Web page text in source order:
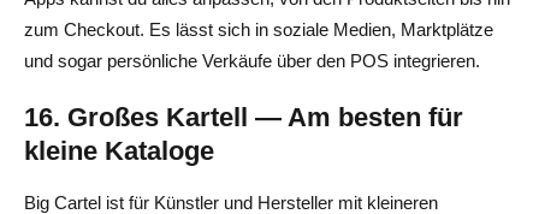
zum Checkout. Es lässt sich in soziale Medien, Marktplätze
und sogar persönliche Verkäufe über den POS integrieren.
16. Großes Kartell — Am besten für
kleine Kataloge
Big Cartel ist für Künstler und Hersteller mit kleineren